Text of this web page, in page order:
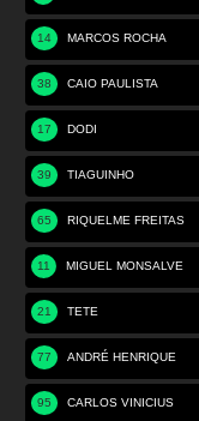
14 MARCOS ROCHA
38 CAIO PAULISTA
17 DODI
39 TIAGUINHO
65 RIQUELME FREITAS
11 MIGUEL MONSALVE
21 TETE
77 ANDRÉ HENRIQUE
95 CARLOS VINICIUS